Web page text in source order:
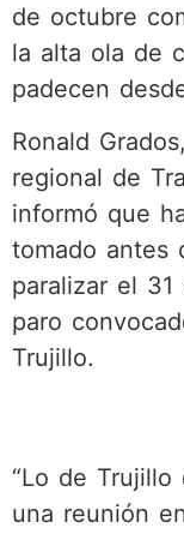
de octubre
la alta ola de
padecen
Ronald
regional de
informó que
tomado antes
paralizar el
paro
Trujillo.
“Lo de
una reunión